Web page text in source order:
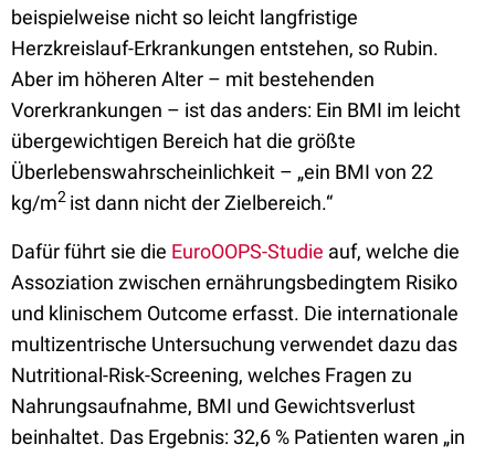
beispielweise nicht so leicht langfristige
Herzkreislauf-Erkrankungen entstehen, so Rubin.
Aber im höheren Alter – mit bestehenden
Vorerkrankungen – ist das anders: Ein BMI im leicht
übergewichtigen Bereich hat die größte
Überlebenswahrscheinlichkeit – „ein BMI von 22
kg/m2 ist dann nicht der Zielbereich.“
Dafür führt sie die EuroOOPS-Studie auf, welche die
Assoziation zwischen ernährungsbedingtem Risiko
und klinischem Outcome erfasst. Die internationale
multizentrische Untersuchung verwendet dazu das
Nutritional-Risk-Screening, welches Fragen zu
Nahrungsaufnahme, BMI und Gewichtsverlust
beinhaltet. Das Ergebnis: 32,6 % Patienten waren „in